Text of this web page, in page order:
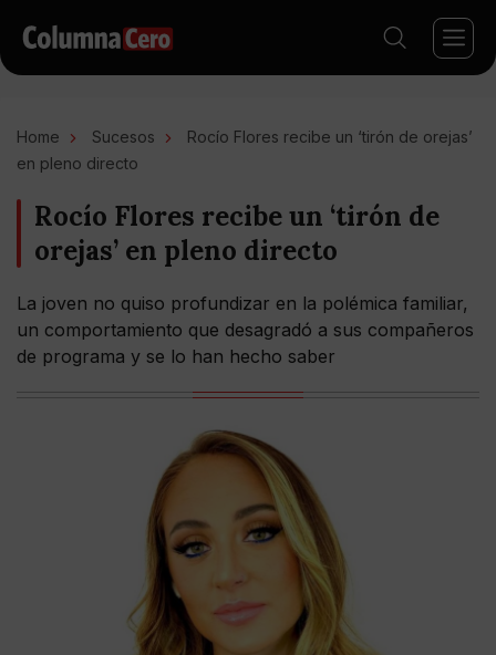
Home Sucesos
Rocío Flores recibe un ‘tirón de orejas’
en pleno directo
Rocío Flores recibe un ‘tirón de
orejas’ en pleno directo
La joven no quiso profundizar en la polémica familiar,
un comportamiento que desagradó a sus compañeros
de programa y se lo han hecho saber